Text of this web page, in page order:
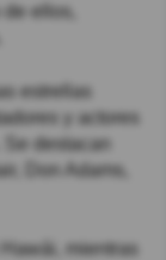
ellos,
estrellas
y actores
destacan
Don Adams,
mientras